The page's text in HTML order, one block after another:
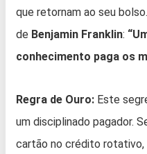
que retornam ao seu
de Benjamin Franklin:
conhecimento paga os
Regra de Ouro: Este
um disciplinado pagador.
cartão no crédito rotativo,